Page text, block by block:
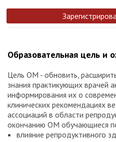
Образовательная цель и
Цель ОМ - обновить,
знания практикующих врачей
информирования их о
клинических рекомендациях
ассоциаций в области
окончанию ОМ обучающиеся
влияние репродуктивного